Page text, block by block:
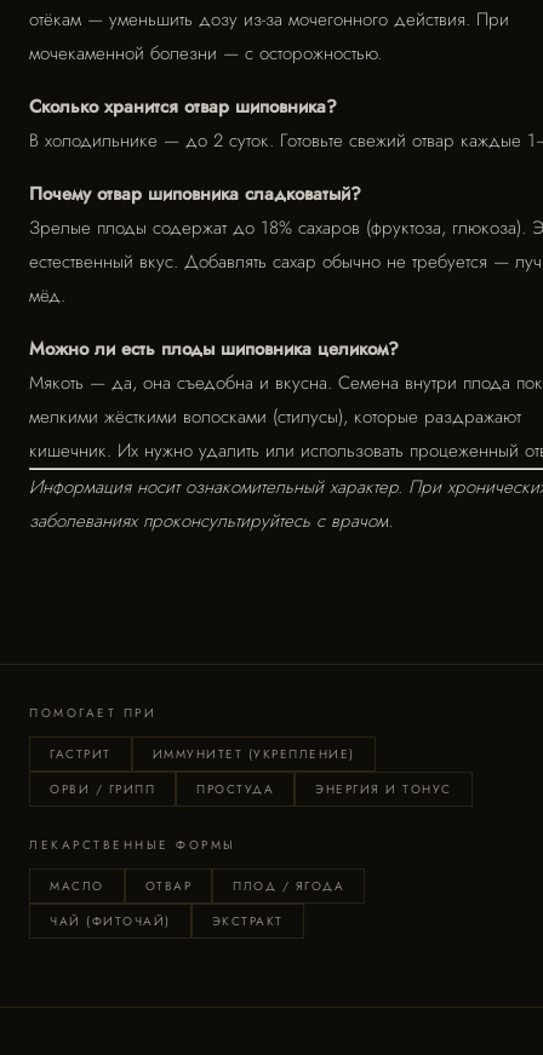
отёкам — уменьшить дозу из-за мочегонного действия. При
мочекаменной болезни — с осторожностью.
Сколько хранится отвар шиповника?
В холодильнике — до 2 суток. Готовьте свежий отвар каждые
Почему отвар шиповника сладковатый?
Зрелые плоды содержат до 18% сахаров (фруктоза, глюкоза).
естественный вкус. Добавлять сахар обычно не требуется —
мёд.
Можно ли есть плоды шиповника целиком?
Мякоть — да, она съедобна и вкусна. Семена внутри плода
мелкими жёсткими волосками (стилусы), которые раздражают
кишечник. Их нужно удалить или использовать процеженный
Информация носит ознакомительный характер. При
заболеваниях проконсультируйтесь с врачом.
ПОМОГАЕТ ПРИ
ГАСТРИТ
ИММУНИТЕТ (УКРЕПЛЕНИЕ)
ОРВИ / ГРИПП
ПРОСТУДА ЭНЕРГИЯ И ТОНУС
ЛЕКАРСТВЕННЫЕ ФОРМЫ
МАСЛО ОТВАР
ПЛОД / ЯГОДА
ЧАЙ (ФИТОЧАЙ)
ЭКСТРАКТ